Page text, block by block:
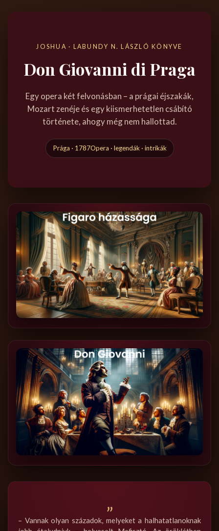
JOSHUA · LABUNDY N. LÁSZLÓ KÖNYVE
Don Giovanni di Praga
Egy opera két felvonásban – a prágai éjszakák,
Mozart zenéje és egy kiismerhetetlen csábító
története, ahogy még nem hallottad.
Prága · 1787Opera · legendák · intrikák
„
– Vannak olyan századok, melyeket a halhatatlanoknak